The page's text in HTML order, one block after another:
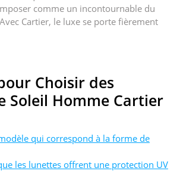
comme un incontournable du
Cartier, le luxe se porte fièrement
Choisir des
Soleil Homme Cartier
qui correspond à la forme de
les lunettes offrent une protection UV